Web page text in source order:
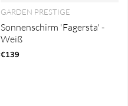
GARDEN PRESTIGE
Sonnenschirm 'Fagersta' -
Weiß
€139